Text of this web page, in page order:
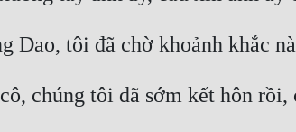
chúng tôi đã sớm kết hôn